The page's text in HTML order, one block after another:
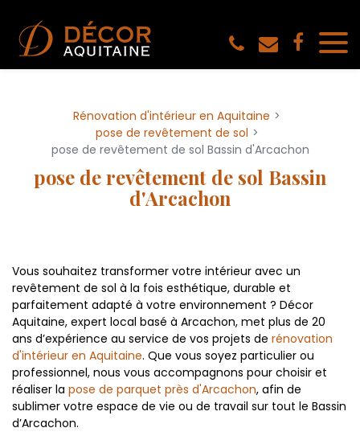
Rénovation d'intérieur en Aquitaine
pose de revêtement de sol
pose de revêtement de sol Bassin d'Arcachon
pose de revêtement de sol Bassin
d'Arcachon
Vous souhaitez transformer votre intérieur avec un
revêtement de sol à la fois esthétique, durable et
parfaitement adapté à votre environnement ? Décor
Aquitaine, expert local basé à Arcachon, met plus de 20
ans d’expérience au service de vos projets de rénovation
d'intérieur en Aquitaine. Que vous soyez particulier ou
professionnel, nous vous accompagnons pour choisir et
réaliser la pose de parquet près d'Arcachon, afin de
sublimer votre espace de vie ou de travail sur tout le Bassin
d’Arcachon.